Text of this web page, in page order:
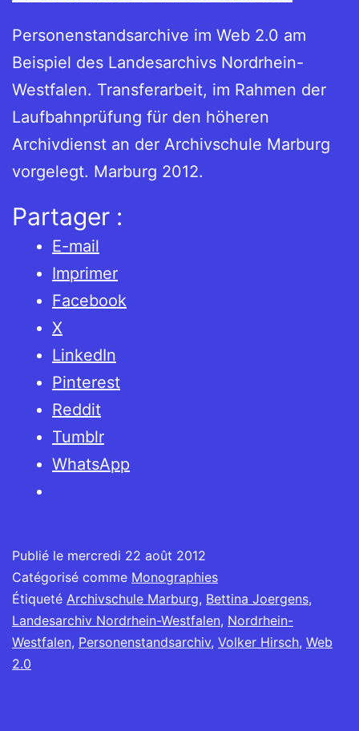
Personenstandsarchive im Web 2.0 am
Beispiel des Landesarchivs Nordrhein-
Westfalen. Transferarbeit, im Rahmen der
Laufbahnprüfung für den höheren
Archivdienst an der Archivschule Marburg
vorgelegt. Marburg 2012.
Partager :
E-mail
Imprimer
Facebook
X
LinkedIn
Pinterest
Reddit
Tumblr
WhatsApp
Publié le mercredi 22 août 2012
Catégorisé comme Monographies
Étiqueté Archivschule Marburg, Bettina Joergens,
Landesarchiv Nordrhein-Westfalen, Nordrhein-
Westfalen, Personenstandsarchiv, Volker Hirsch, Web
2.0